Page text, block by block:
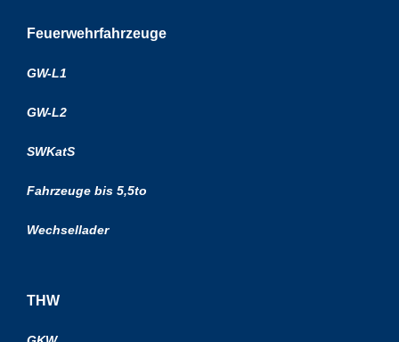
Feuerwehrfahrzeuge
GW-L1
GW-L2
SWKatS
Fahrzeuge bis 5,5to
Wechsellader
THW